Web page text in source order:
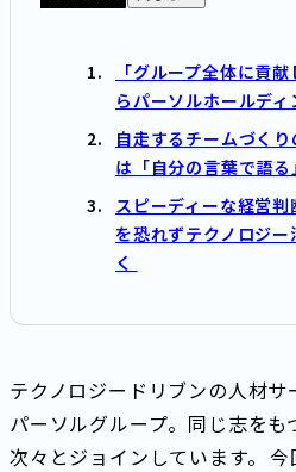
「グループ全体に貢
らパーソルホールディ
自走するチームづく
は「自分の言葉で語る
スピーディーな経営
を恐れずテクノロジ
く
テクノロジードリブンの人材サ
パーソルグループ。同じ志をも
次々とジョインしています。